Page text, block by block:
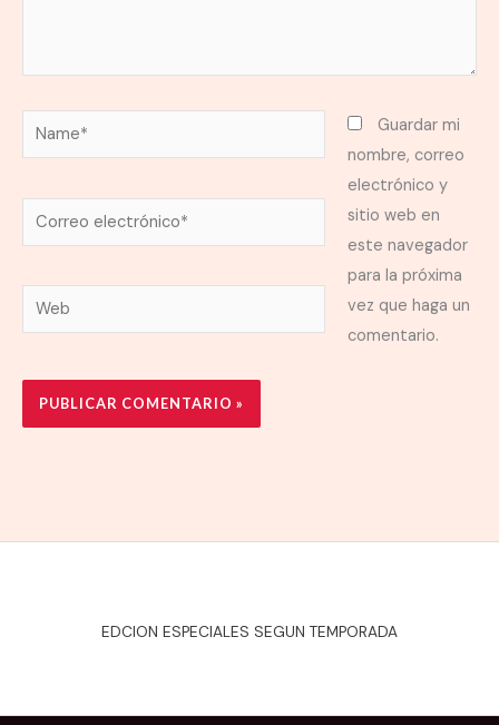
Name*
Correo
electrónico*
Web
Guardar mi
nombre, correo
electrónico y
sitio web en
este navegador
para la próxima
vez que haga un
comentario.
EDCION ESPECIALES SEGUN TEMPORADA